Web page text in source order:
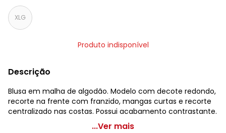
XLG
Produto indisponível
Descrição
Blusa em malha de algodão. Modelo com decote redondo,
recorte na frente com franzido, mangas curtas e recorte
centralizado nas costas. Possui acabamento contrastante.
Marguerite - Blusa Terracota com Franzidos Plus Size
...Ver mais